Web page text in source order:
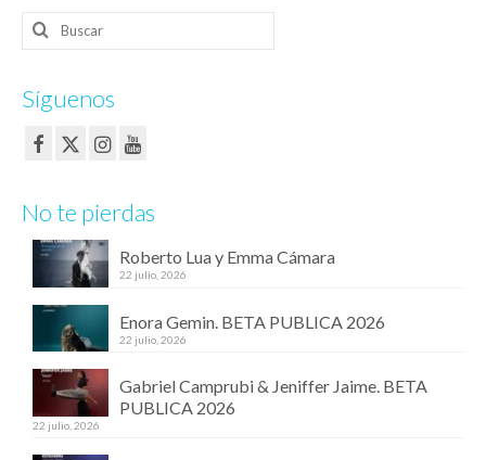
Buscar
por:
Síguenos
No te pierdas
Roberto Lua y Emma Cámara
22 julio, 2026
Enora Gemin. BETA PUBLICA 2026
22 julio, 2026
Gabriel Camprubi & Jeniffer Jaime. BETA
PUBLICA 2026
22 julio, 2026